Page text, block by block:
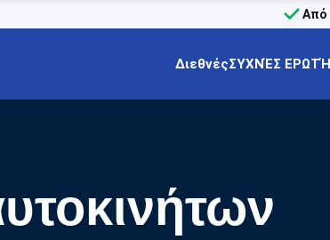
Από
ΔιεθνέςΣΥΧΝΈΣ